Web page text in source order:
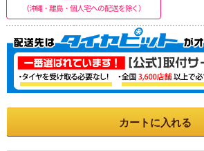
（沖縄・離島・個人宅への配送を除く）
カートに入れる